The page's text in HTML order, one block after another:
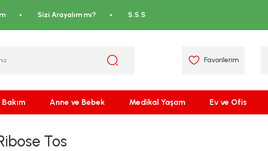
Sizi Arayalım mı? S.S.S
Favorilerim
Anne ve Bebek Medikal Yaşam Ev ve Ofis
Tos